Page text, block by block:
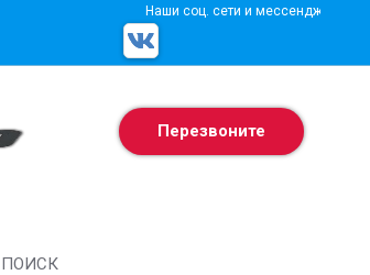
Наши соц. сети и мессенджеры
ПОИСК
Перезвоните